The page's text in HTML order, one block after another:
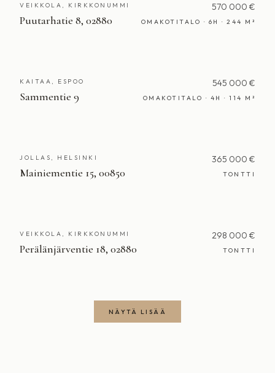
VEIKKOLA, KIRKKONUMMI 570 000 €
Puutarhatie 8, 02880 OMAKOTITALO · 6H · 244 M²
KAITAA, ESPOO 545 000 €
Sammentie 9 OMAKOTITALO · 4H · 114 M²
JOLLAS, HELSINKI 365 000 €
Mainiementie 15, 00850 TONTTI
VEIKKOLA, KIRKKONUMMI 298 000 €
Perälänjärventie 18, 02880 TONTTI
NÄYTÄ LISÄÄ